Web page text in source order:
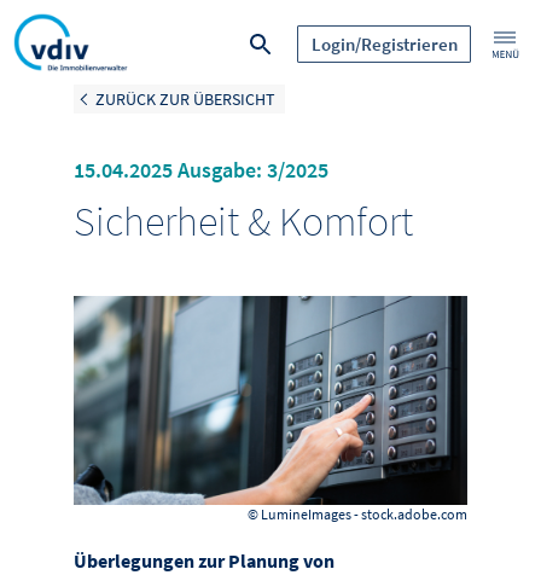
Login/Registrieren
ZURÜCK ZUR ÜBERSICHT
15.04.2025 Ausgabe: 3/2025
Sicherheit & Komfort
© LumineImages - stock.adobe.com
Überlegungen zur Planung von